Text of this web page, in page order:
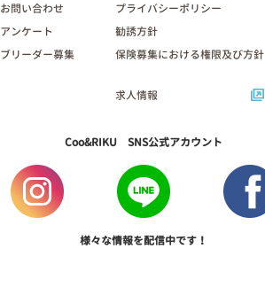
お問い合わせ
アンケート
ブリーダー募集
プライバシーポリシー
勧誘方針
保険募集における権限及び方針
求人情報
Coo&RIKU SNS公式アカウント
様々な情報を配信中です！